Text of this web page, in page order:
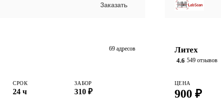
Заказать
69 адресов
СРОК
24 ч
ЗАБОР
310 ₽
Литех
4.6 549 отзывов
ЦЕНА
900 ₽